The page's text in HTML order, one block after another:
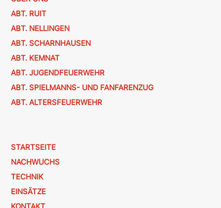
ABT. RUIT
ABT. NELLINGEN
ABT. SCHARNHAUSEN
ABT. KEMNAT
ABT. JUGENDFEUERWEHR
ABT. SPIELMANNS- UND FANFARENZUG
ABT. ALTERSFEUERWEHR
STARTSEITE
NACHWUCHS
TECHNIK
EINSÄTZE